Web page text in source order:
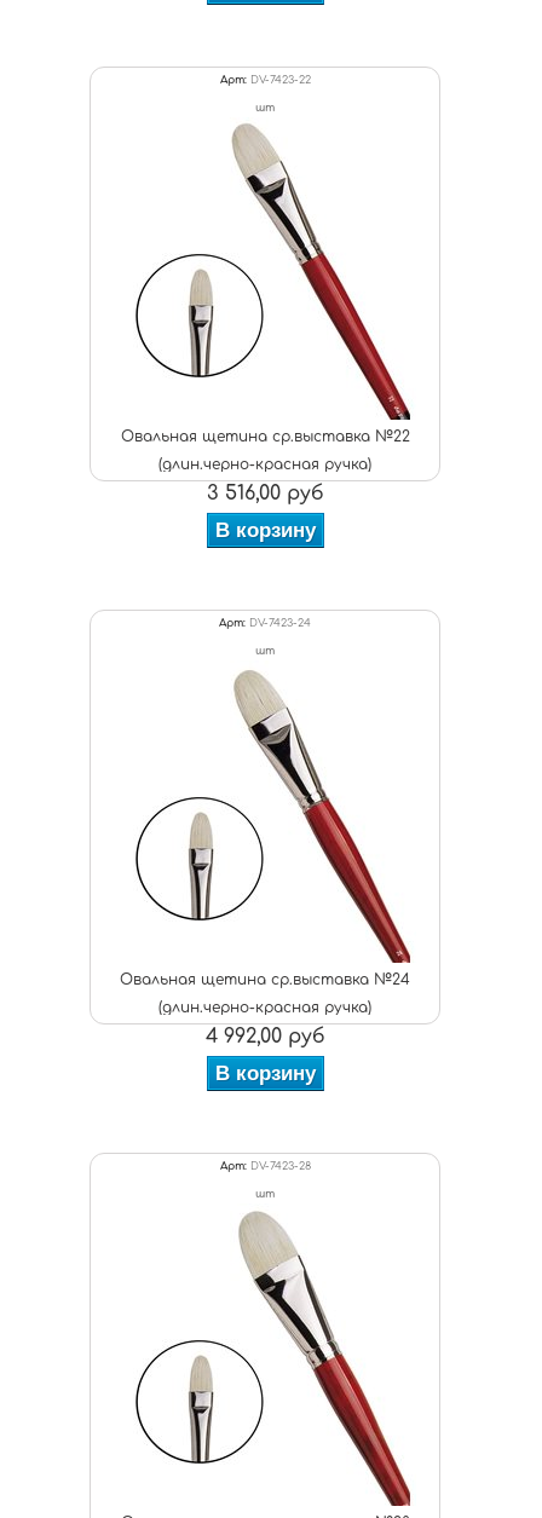
Арт: DV-7423-22
шт
Овальная щетина ср.выставка №22
(длин.черно-красная ручка)
3 516,00 руб
В корзину
Арт: DV-7423-24
шт
Овальная щетина ср.выставка №24
(длин.черно-красная ручка)
4 992,00 руб
В корзину
Арт: DV-7423-28
шт